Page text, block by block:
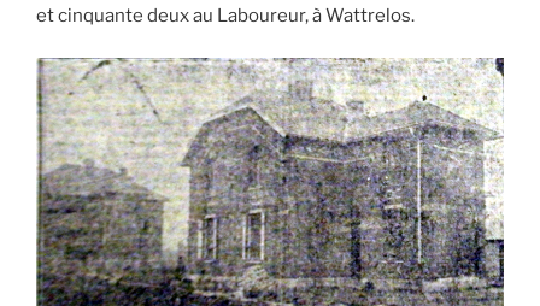
et cinquante deux au Laboureur, à Wattrelos.